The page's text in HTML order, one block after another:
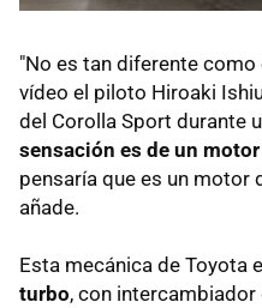
"No es tan diferente como
vídeo el piloto Hiroaki
del Corolla Sport durante
sensación es de un motor
pensaría que es un motor
añade.
Esta mecánica de Toyota
turbo, con